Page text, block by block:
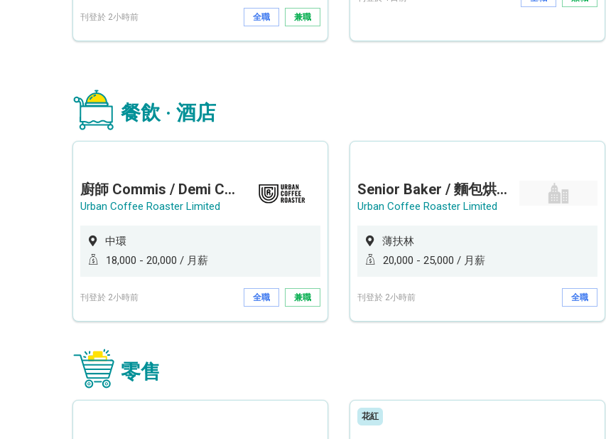
刊登於 2小時前 全職 兼職
餐飲 · 酒店
廚師 Commis / Demi Chef (全職/ 兼職) (工作地點:中環)
Urban Coffee Roaster Limited
中環
18,000 - 20,000 / 月薪
刊登於 2小時前 全職 兼職
Senior Baker / 麵包烘焙師 (工作地點: 薄扶林鄰近港鐵香港大學站 HKU Station）
Urban Coffee Roaster Limited
薄扶林
20,000 - 25,000 / 月薪
刊登於 2小時前 全職
零售
花紅